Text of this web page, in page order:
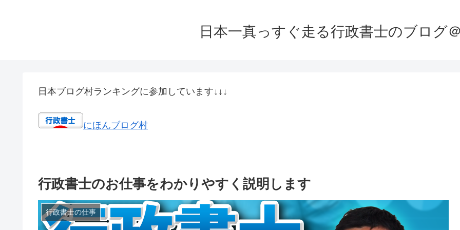
日本一真っすぐ走る行政書士のブログ
日本ブログ村ランキングに参加しています↓↓↓
にほんブログ村
行政書士のお仕事をわかりやすく説明します
行政書士の仕事